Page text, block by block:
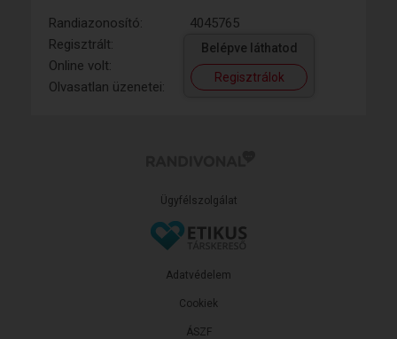
Randiazonosító:
4045765
Regisztrált:
Online volt:
Olvasatlan üzenetei:
Belépve láthatod
Regisztrálok
Ügyfélszolgálat
ÁSZF
Adatvédelem
Cookiek